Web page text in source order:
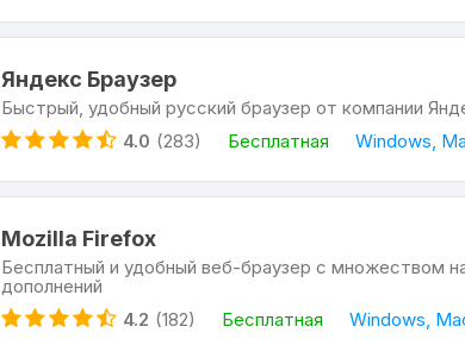
Яндекс Браузер
Быстрый, удобный русский браузер от компании
4.0 (283) Бесплатная Windows,
Mozilla Firefox
Бесплатный и удобный веб-браузер с множеством
дополнений
4.2 (182) Бесплатная Windows,